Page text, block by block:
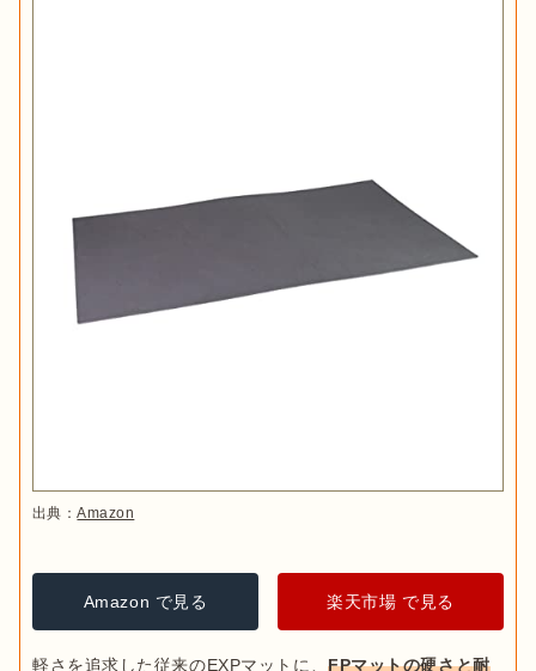
出典：Amazon
Amazon で見る 楽天市場 で見る
軽さを追求した従来のEXPマットに、FPマットの硬さと耐